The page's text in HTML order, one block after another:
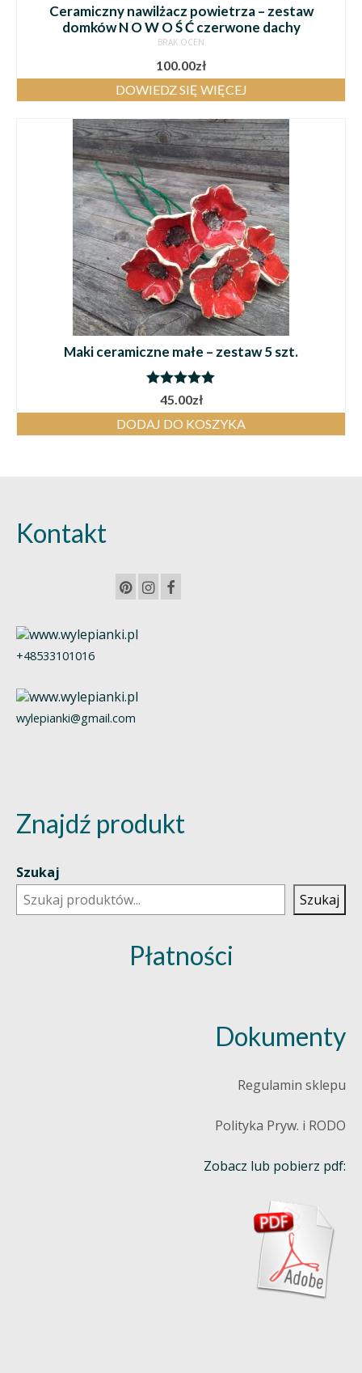
Ceramiczny nawilżacz powietrza – zestaw
domków N O W O Ś Ć czerwone dachy
BRAK OCEN
100.00zł
DOWIEDZ SIĘ WIĘCEJ
Maki ceramiczne małe – zestaw 5 szt.
Oceniono
45.00zł
DODAJ DO KOSZYKA
Kontakt
+48533101016
wylepianki@gmail.com
Znajdź produkt
Szukaj
Szukaj
Płatności
Dokumenty
Regulamin sklepu
Polityka Pryw. i RODO
Zobacz lub pobierz pdf: